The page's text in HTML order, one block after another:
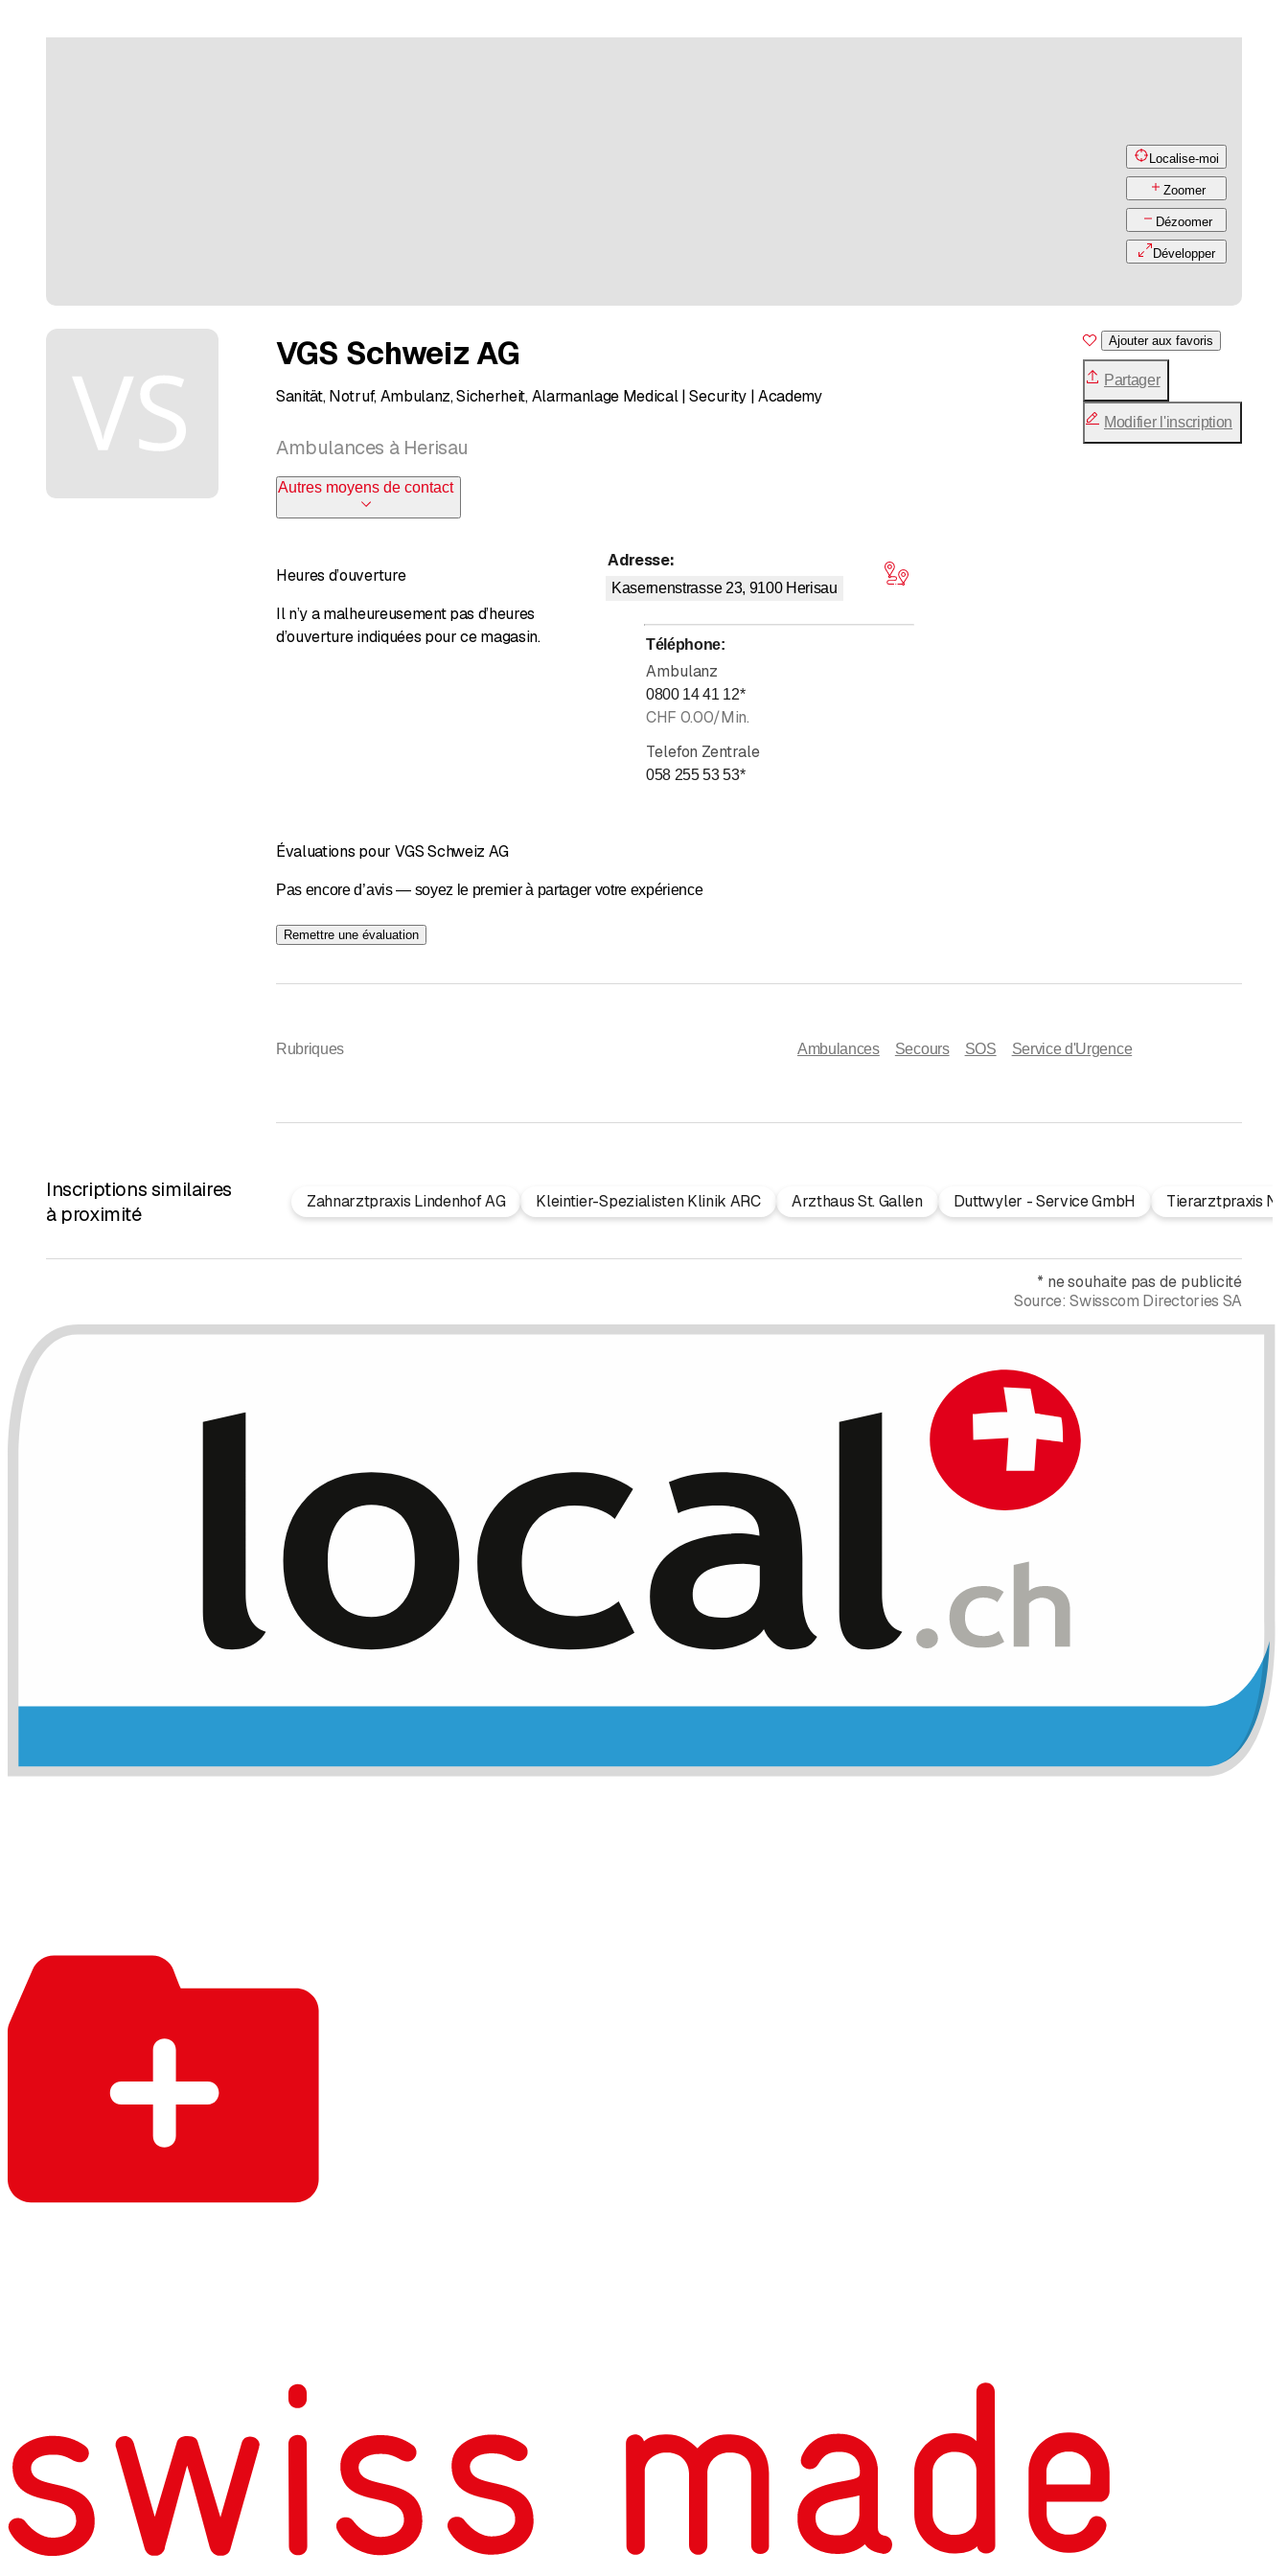
Localise-moi
Zoomer
Dézoomer
Développer
VGS Schweiz AG
Sanität, Notruf, Ambulanz, Sicherheit, Alarmanlage Medical | Security | Academy
Ambulances à Herisau
Autres moyens de contact
Ajouter aux favoris
Partager
Modifier l'inscription
Heures d’ouverture
Il n’y a malheureusement pas d’heures
d’ouverture indiquées pour ce magasin.
Adresse:
Kasernenstrasse 23, 9100 Herisau
Téléphone:
Ambulanz
0800 14 41 12*
CHF 0.00/Min.
Telefon Zentrale
058 255 53 53*
Évaluations pour VGS Schweiz AG
Pas encore d’avis — soyez le premier à partager votre expérience
Remettre une évaluation
Rubriques Ambulances Secours SOS Service d'Urgence
Inscriptions similaires
à proximité
Zahnarztpraxis Lindenhof AG Kleintier-Spezialisten Klinik ARC Arzthaus St. Gallen Duttwyler - Service GmbH Tierarztpraxis
* ne souhaite pas de publicité
Source: Swisscom Directories SA